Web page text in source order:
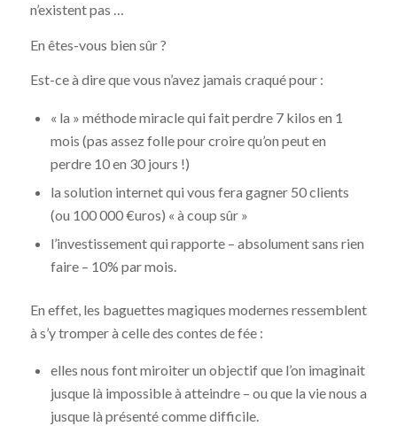
n’existent pas …
En êtes-vous bien sûr ?
Est-ce à dire que vous n’avez jamais craqué pour :
« la » méthode miracle qui fait perdre 7 kilos en 1
mois (pas assez folle pour croire qu’on peut en
perdre 10 en 30 jours !)
la solution internet qui vous fera gagner 50 clients
(ou 100 000 €uros) « à coup sûr »
l’investissement qui rapporte – absolument sans rien
faire – 10% par mois.
En effet, les baguettes magiques modernes ressemblent
à s’y tromper à celle des contes de fée :
elles nous font miroiter un objectif que l’on imaginait
jusque là impossible à atteindre – ou que la vie nous a
jusque là présenté comme difficile.